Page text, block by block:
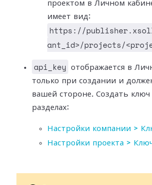
проектом в Личном
имеет вид:
https://
ant_id>/projects/
api_key
отображается в
только при создании и
вашей стороне. Создать
разделах:
Настройки компании >
Настройки проекта >